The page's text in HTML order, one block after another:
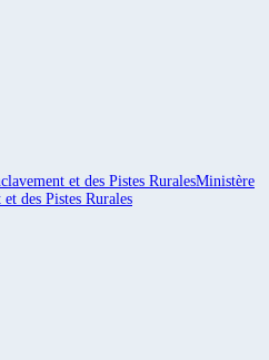
et des Pistes RuralesMinistère
des Pistes Rurales